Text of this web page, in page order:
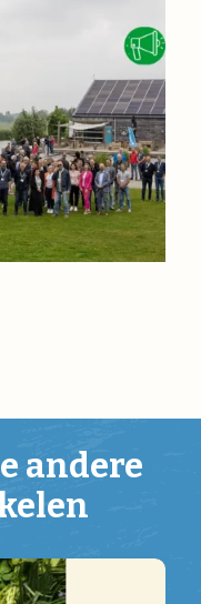
andere